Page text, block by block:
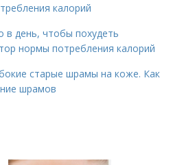
калорий
в день, чтобы похудеть
нормы потребления калорий
старые шрамы на коже. Как
шрамов